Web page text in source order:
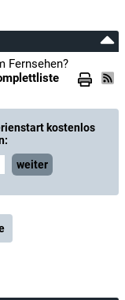
Fernsehen?
kostenlos
weiter